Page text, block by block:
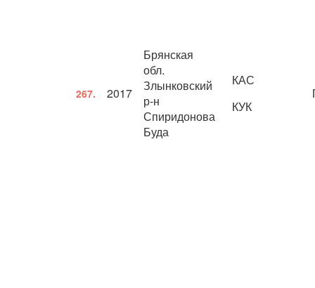
267. 2017
Брянская
обл.
Злынковский
р-н
Спиридонова
Буда
КАС
КУК